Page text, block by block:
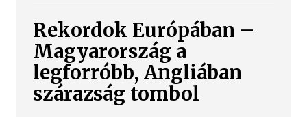
Rekordok Európában –
Magyarország a
legforróbb, Angliában
szárazság tombol